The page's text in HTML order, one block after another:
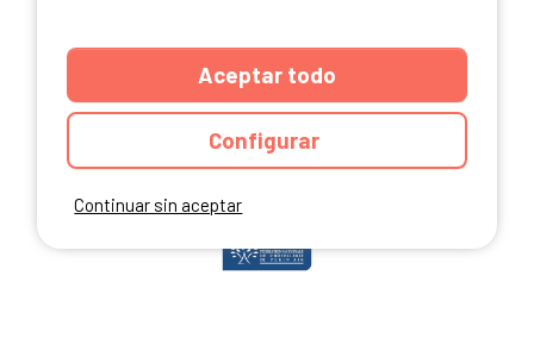
Continuar sin aceptar
Aceptar todo
Configurar